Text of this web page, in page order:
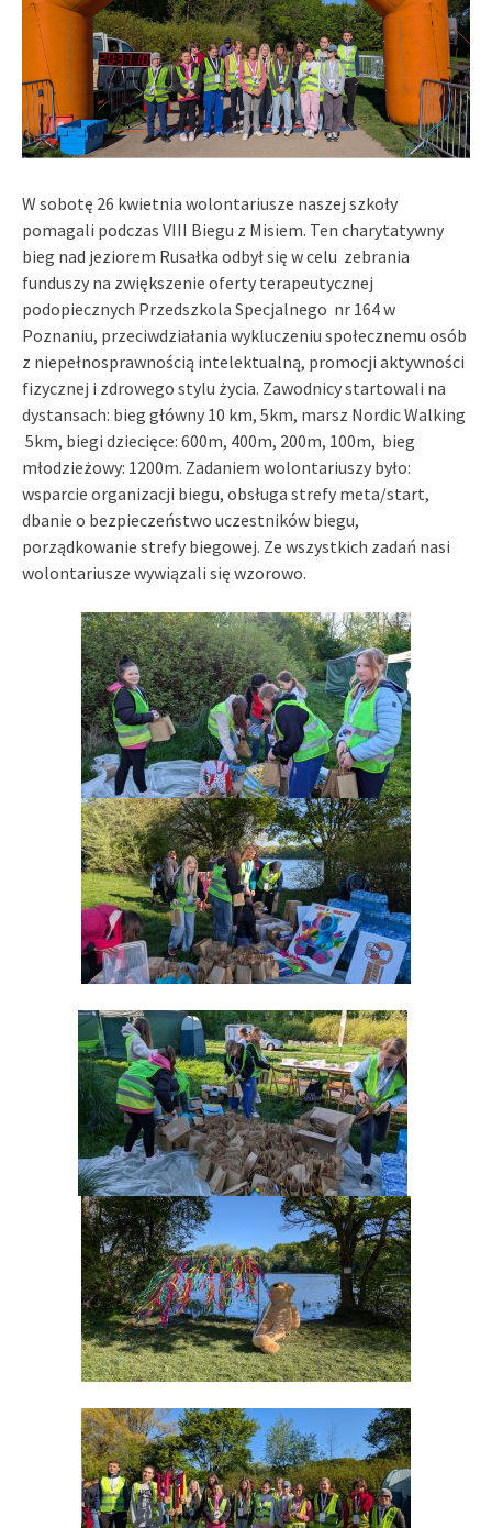
W sobotę 26 kwietnia wolontariusze naszej szkoły
pomagali podczas VIII Biegu z Misiem. Ten charytatywny
bieg nad jeziorem Rusałka odbył się w celu zebrania
funduszy na zwiększenie oferty terapeutycznej
podopiecznych Przedszkola Specjalnego nr 164 w
Poznaniu, przeciwdziałania wykluczeniu społecznemu osób
z niepełnosprawnością intelektualną, promocji aktywności
fizycznej i zdrowego stylu życia. Zawodnicy startowali na
dystansach: bieg główny 10 km, 5km, marsz Nordic Walking
5km, biegi dziecięce: 600m, 400m, 200m, 100m, bieg
młodzieżowy: 1200m. Zadaniem wolontariuszy było:
wsparcie organizacji biegu, obsługa strefy meta/start,
dbanie o bezpieczeństwo uczestników biegu,
porządkowanie strefy biegowej. Ze wszystkich zadań nasi
wolontariusze wywiązali się wzorowo.